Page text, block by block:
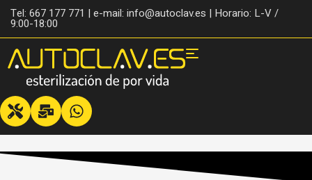
Tel: 667 177 771 | e-mail: info@autoclav.es | Horario: L-V /
9:00-18:00